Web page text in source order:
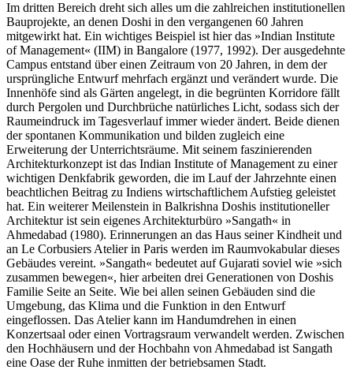
Im dritten Bereich dreht sich alles um die zahlreichen institutionellen
Bauprojekte, an denen Doshi in den vergangenen 60 Jahren
mitgewirkt hat. Ein wichtiges Beispiel ist hier das »Indian Institute
of Management« (IIM) in Bangalore (1977, 1992). Der ausgedehnte
Campus entstand über einen Zeitraum von 20 Jahren, in dem der
ursprüngliche Entwurf mehrfach ergänzt und verändert wurde. Die
Innenhöfe sind als Gärten angelegt, in die begrünten Korridore fällt
durch Pergolen und Durchbrüche natürliches Licht, sodass sich der
Raumeindruck im Tagesverlauf immer wieder ändert. Beide dienen
der spontanen Kommunikation und bilden zugleich eine
Erweiterung der Unterrichtsräume. Mit seinem faszinierenden
Architekturkonzept ist das Indian Institute of Management zu einer
wichtigen Denkfabrik geworden, die im Lauf der Jahrzehnte einen
beachtlichen Beitrag zu Indiens wirtschaftlichem Aufstieg geleistet
hat. Ein weiterer Meilenstein in Balkrishna Doshis institutioneller
Architektur ist sein eigenes Architekturbüro »Sangath« in
Ahmedabad (1980). Erinnerungen an das Haus seiner Kindheit und
an Le Corbusiers Atelier in Paris werden im Raumvokabular dieses
Gebäudes vereint. »Sangath« bedeutet auf Gujarati soviel wie »sich
zusammen bewegen«, hier arbeiten drei Generationen von Doshis
Familie Seite an Seite. Wie bei allen seinen Gebäuden sind die
Umgebung, das Klima und die Funktion in den Entwurf
eingeflossen. Das Atelier kann im Handumdrehen in einen
Konzertsaal oder einen Vortragsraum verwandelt werden. Zwischen
den Hochhäusern und der Hochbahn von Ahmedabad ist Sangath
eine Oase der Ruhe inmitten der betriebsamen Stadt.